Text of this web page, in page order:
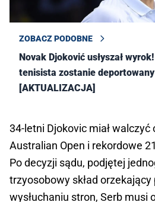
ZOBACZ PODOBNE
Novak Djoković usłyszał
tenisista zostanie
[AKTUALIZACJA]
34-letni Djokovic miał
Australian Open i rekordowe
Po decyzji sądu, podjętej
trzyosobowy skład
wysłuchaniu stron, Serb musi